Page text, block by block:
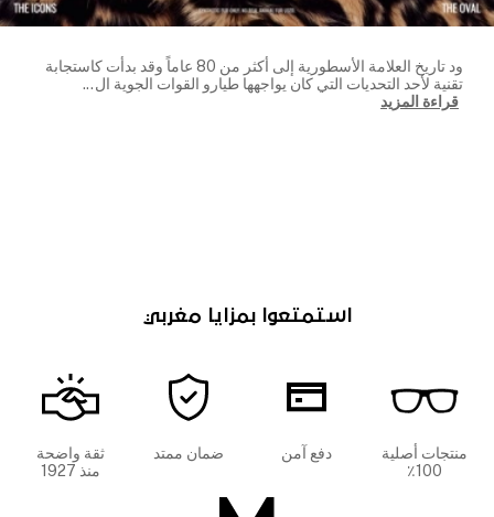
ود تاريخ العلامة الأسطورية إلى أكثر من 80 عاماً وقد بدأت كاستجابة
تقنية لأحد التحديات التي كان يواجهها طيارو القوات الجوية ال...
قراءة المزيد
استمتعوا بمزايا مغربي
منتجات أصلية
100٪
دفع آمن ضمان ممتد
ثقة واضحة
منذ 1927